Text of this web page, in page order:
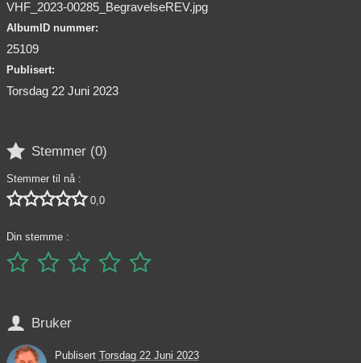
VHF_2023-00285_BegravelseREV.jpg
AlbumID nummer:
25109
Publisert:
Torsdag 22 Juni 2023
 Stemmer (0)
Stemmer til nå :
 0,0
Din stemme :
    
 Bruker
Publisert Torsdag 22 Juni 2023